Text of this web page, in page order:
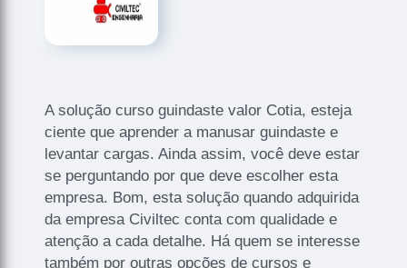
A solução curso guindaste valor Cotia, esteja
ciente que aprender a manusar guindaste e
levantar cargas. Ainda assim, você deve estar
se perguntando por que deve escolher esta
empresa. Bom, esta solução quando adquirida
da empresa Civiltec conta com qualidade e
atenção a cada detalhe. Há quem se interesse
também por outras opções de cursos e